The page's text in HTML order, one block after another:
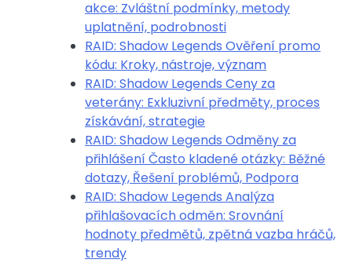
akce: Zvláštní podmínky, metody
uplatnění, podrobnosti
RAID: Shadow Legends Ověření promo
kódu: Kroky, nástroje, význam
RAID: Shadow Legends Ceny za
veterány: Exkluzivní předměty, proces
získávání, strategie
RAID: Shadow Legends Odměny za
přihlášení Často kladené otázky: Běžné
dotazy, Řešení problémů, Podpora
RAID: Shadow Legends Analýza
přihlašovacích odměn: Srovnání
hodnoty předmětů, zpětná vazba hráčů,
trendy